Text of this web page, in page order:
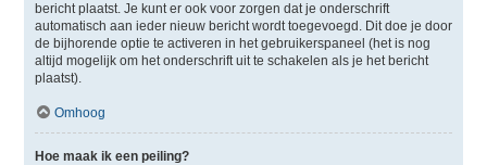
bericht plaatst. Je kunt er ook voor zorgen dat je onderschrift
automatisch aan ieder nieuw bericht wordt toegevoegd. Dit doe je door
de bijhorende optie te activeren in het gebruikerspaneel (het is nog
altijd mogelijk om het onderschrift uit te schakelen als je het bericht
plaatst).
Omhoog
Hoe maak ik een peiling?